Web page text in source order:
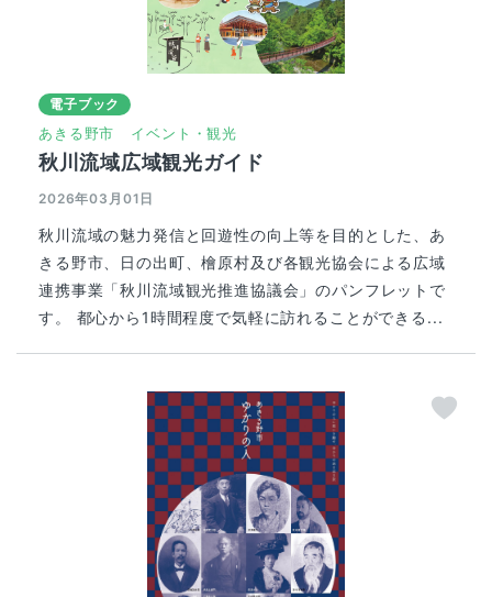
電子ブック
あきる野市 イベント・観光
秋川流域広域観光ガイド
2026年03月01日
秋川流域の魅力発信と回遊性の向上等を目的とした、あ
きる野市、日の出町、檜原村及び各観光協会による広域
連携事業「秋川流域観光推進協議会」のパンフレットで
す。 都心から1時間程度で気軽に訪れることができる...